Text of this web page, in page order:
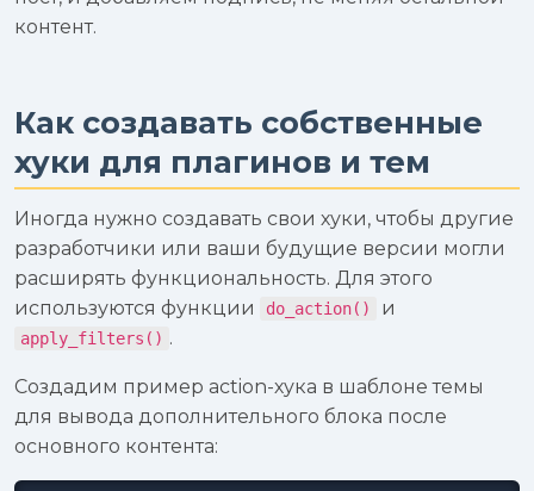
контент.
Как создавать собственные
хуки для плагинов и тем
Иногда нужно создавать свои хуки, чтобы другие
разработчики или ваши будущие версии могли
расширять функциональность. Для этого
используются функции
do_action() и
apply_filters() .
Создадим пример action-хука в шаблоне темы
для вывода дополнительного блока после
основного контента: